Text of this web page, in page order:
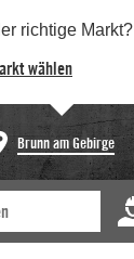
richtige Markt?
wählen
Brunn am Gebirge